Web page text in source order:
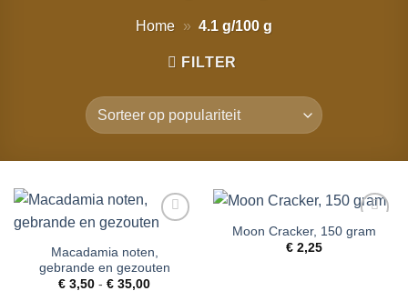
Home » 4.1 g/100 g
FILTER
verlanglijst
Macadamia noten,
gebrande en gezouten
€ 3,50 - € 35,00Prijsklasse:
Toevoegen
Moon Cracker, 150 gram
€2,25